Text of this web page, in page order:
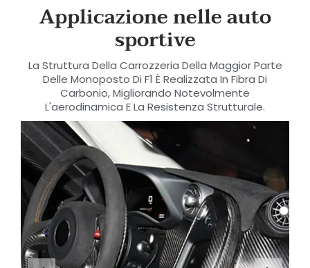
Applicazione nelle auto
sportive
La Struttura Della Carrozzeria Della Maggior Parte
Delle Monoposto Di F1 È Realizzata In Fibra Di
Carbonio, Migliorando Notevolmente
L'aerodinamica E La Resistenza Strutturale.